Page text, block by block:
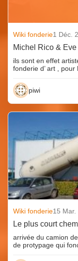
Wiki fonderie1 Déc.
Michel Rico &
ils sont en effet
fonderie d’ art ,
piwi
Wiki fonderie15 Mar.
Le plus court
arrivée du camion
de protypage qui